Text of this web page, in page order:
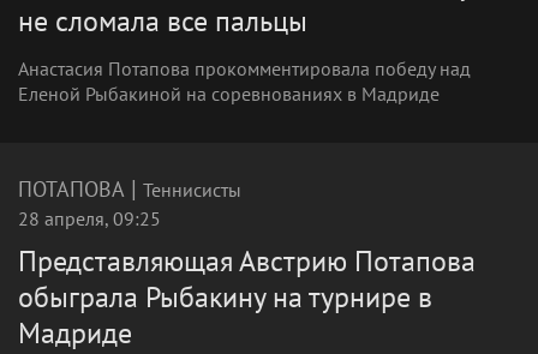
не сломала все пальцы
Анастасия Потапова прокомментировала победу над
Еленой Рыбакиной на соревнованиях в Мадриде
ПОТАПОВА | Теннисисты
28 апреля, 09:25
Представляющая Австрию Потапова
обыграла Рыбакину на турнире в
Мадриде